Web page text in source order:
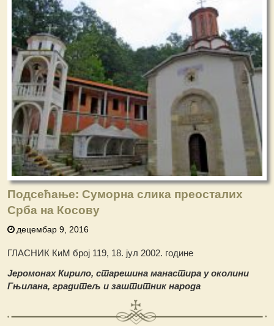
Подсећање: Суморна слика преосталих
Срба на Косову
децембар 9, 2016
ГЛАСНИК КиМ број 119, 18. јул 2002. године
Јеромонах Кирило, старешина манастира у околини
Гњилана, градитељ и заштитник народа